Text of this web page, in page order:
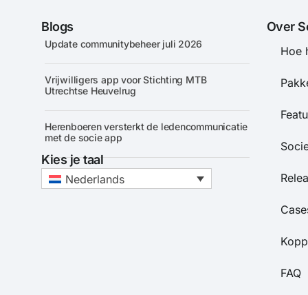
Blogs
Update communitybeheer juli 2026
Vrijwilligers app voor Stichting MTB
Utrechtse Heuvelrug
Herenboeren versterkt de ledencommunicatie
met de socie app
Kies je taal
Nederlands
Over
Hoe
FAQ